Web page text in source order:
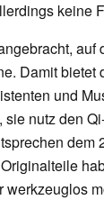
keine
Damit
und
nutz den
dem
werkzeuglos